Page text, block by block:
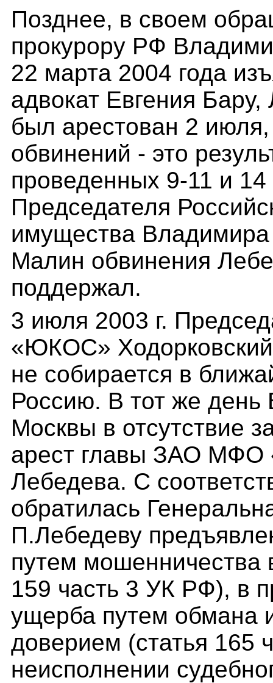
Позднее, в своем
прокурору РФ
22 марта 2004 года
адвокат Евгения
был арестован 2
обвинений - это
проведенных 9-11 и
Председателя
имущества
Малин обвинения
поддержал.
3 июля 2003 г.
«ЮКОС»
не собирается в
Россию. В тот же
Москвы в отсутствие
арест главы ЗАО МФО
Лебедева. С
обратилась
П.Лебедеву
путем мошенничества
159 часть 3 УК РФ), в
ущерба путем обмана
доверием (статья 165
неисполнении